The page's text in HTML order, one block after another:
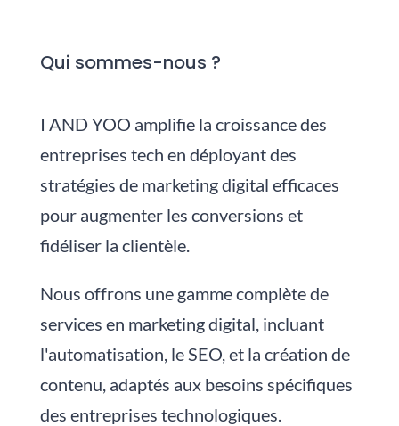
Qui sommes-nous ?
I AND YOO amplifie la croissance des
entreprises tech en déployant des
stratégies de marketing digital efficaces
pour augmenter les conversions et
fidéliser la clientèle.
Nous offrons une gamme complète de
services en marketing digital, incluant
l'automatisation, le SEO, et la création de
contenu, adaptés aux besoins spécifiques
des entreprises technologiques.